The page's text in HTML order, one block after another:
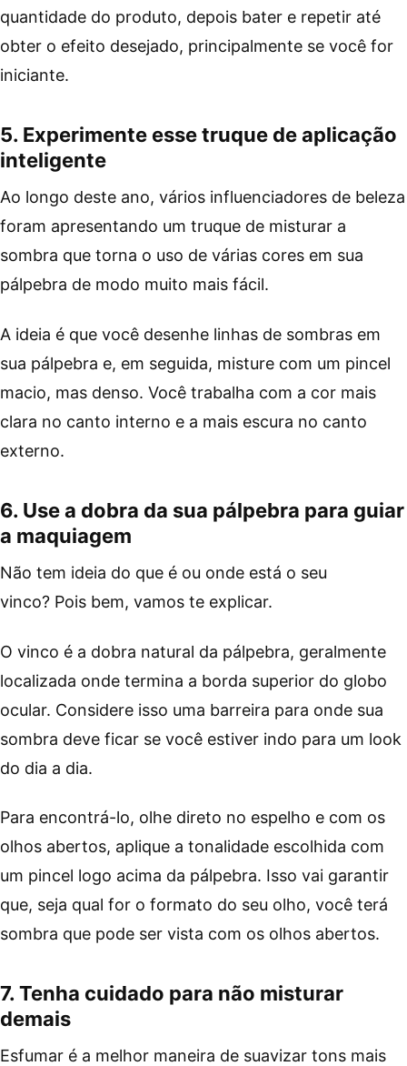
quantidade do produto, depois bater e repetir até
obter o efeito desejado, principalmente se você for
iniciante.
5. Experimente esse truque de aplicação
inteligente
Ao longo deste ano, vários influenciadores de beleza
foram apresentando um truque de misturar a
sombra que torna o uso de várias cores em sua
pálpebra de modo muito mais fácil.
A ideia é que você desenhe linhas de sombras em
sua pálpebra e, em seguida, misture com um pincel
macio, mas denso. Você trabalha com a cor mais
clara no canto interno e a mais escura no canto
externo.
6. Use a dobra da sua pálpebra para guiar
a maquiagem
Não tem ideia do que é ou onde está o seu
vinco? Pois bem, vamos te explicar.
O vinco é a dobra natural da pálpebra, geralmente
localizada onde termina a borda superior do globo
ocular. Considere isso uma barreira para onde sua
sombra deve ficar se você estiver indo para um look
do dia a dia.
Para encontrá-lo, olhe direto no espelho e com os
olhos abertos, aplique a tonalidade escolhida com
um pincel logo acima da pálpebra. Isso vai garantir
que, seja qual for o formato do seu olho, você terá
sombra que pode ser vista com os olhos abertos.
7. Tenha cuidado para não misturar
demais
Esfumar é a melhor maneira de suavizar tons mais